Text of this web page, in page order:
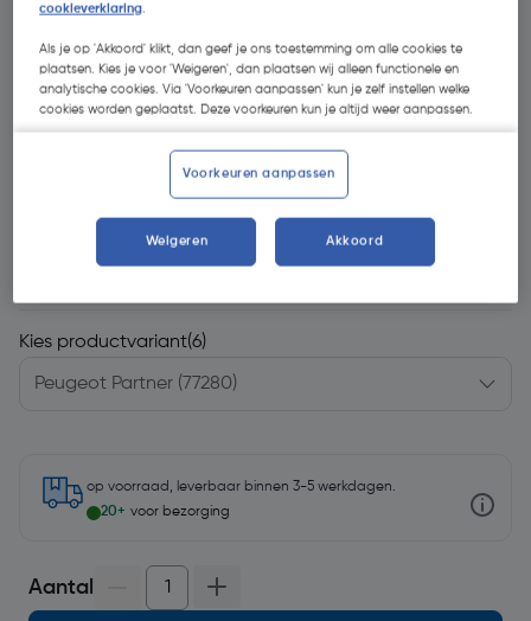
€ 224,39| Excl. btw € 185,45
Kies productvariant(6)
op voorraad, leverbaar binnen 3-5 werkdagen.
20+ voor bezorging
Aantal
cookieverklaring.
Als je op 'Akkoord' klikt, dan geef je ons toestemming om alle cookies te
plaatsen. Kies je voor 'Weigeren', dan plaatsen wij alleen functionele en
analytische cookies. Via 'Voorkeuren aanpassen' kun je zelf instellen welke
cookies worden geplaatst. Deze voorkeuren kun je altijd weer aanpassen.
Voorkeuren aanpassen
Weigeren Akkoord